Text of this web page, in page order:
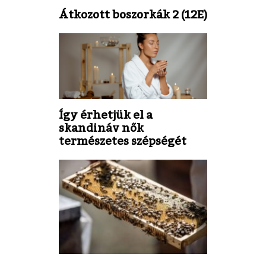
Átkozott boszorkák 2 (12E)
Így érhetjük el a
skandináv nők
természetes szépségét